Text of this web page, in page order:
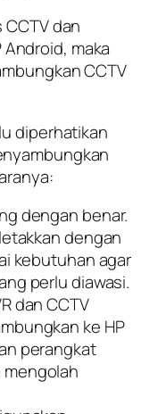
dan
maka
CCTV
diperhatikan
dengan benar.
dengan
kebutuhan agar
perlu diawasi.
dan CCTV
ke HP
perangkat